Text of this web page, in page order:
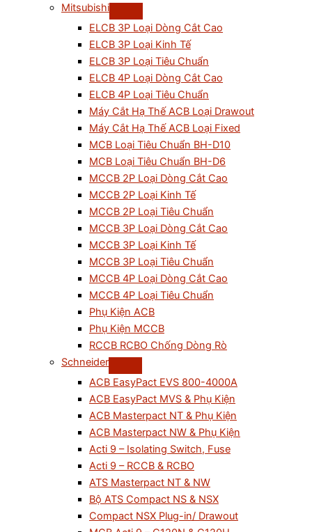
Mitsubishi
ELCB 3P Loại Dòng Cắt Cao
ELCB 3P Loại Kinh Tế
ELCB 3P Loại Tiêu Chuẩn
ELCB 4P Loại Dòng Cắt Cao
ELCB 4P Loại Tiêu Chuẩn
Máy Cắt Hạ Thế ACB Loại Drawout
Máy Cắt Hạ Thế ACB Loại Fixed
MCB Loại Tiêu Chuẩn BH-D10
MCB Loại Tiêu Chuẩn BH-D6
MCCB 2P Loại Dòng Cắt Cao
MCCB 2P Loại Kinh Tế
MCCB 2P Loại Tiêu Chuẩn
MCCB 3P Loại Dòng Cắt Cao
MCCB 3P Loại Kinh Tế
MCCB 3P Loại Tiêu Chuẩn
MCCB 4P Loại Dòng Cắt Cao
MCCB 4P Loại Tiêu Chuẩn
Phụ Kiện ACB
Phụ Kiện MCCB
RCCB RCBO Chống Dòng Rò
Schneider
ACB EasyPact EVS 800-4000A
ACB EasyPact MVS & Phụ Kiện
ACB Masterpact NT & Phụ Kiện
ACB Masterpact NW & Phụ Kiện
Acti 9 – Isolating Switch, Fuse
Acti 9 – RCCB & RCBO
ATS Masterpact NT & NW
Bộ ATS Compact NS & NSX
Compact NSX Plug-in/ Drawout